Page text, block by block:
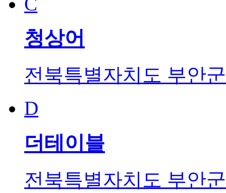
청상어
전북특별자치도 부안
D
더테이블
전북특별자치도 부안